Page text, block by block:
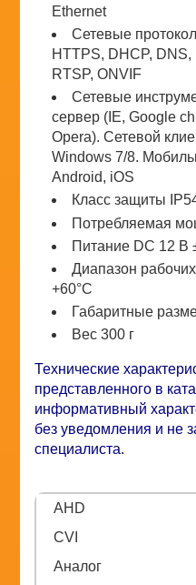
Ethernet
Сетевые
HTTPS, DHCP,
RTSP, ONVIF
Сетевые
сервер (IE, Google
Opera). Сетевой
Windows 7/8.
Android, iОS
Класс защиты
Потребляемая
Питание DC 12 В
Диапазон
+60°С
Габаритные
Вес 300 г
Технические
представленного в
информативный
без уведомления и не
специалиста.
AHD
CVI
Аналог